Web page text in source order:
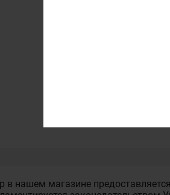
в нашем магазине